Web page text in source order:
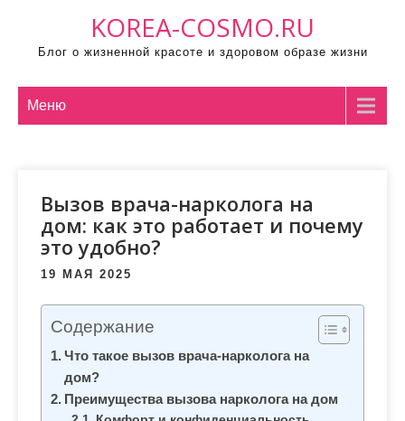
KOREA-COSMO.RU
Блог о жизненной красоте и здоровом образе жизни
Меню
Вызов врача-нарколога на
дом: как это работает и почему
это удобно?
19 МАЯ 2025
Содержание
Что такое вызов врача-нарколога на
дом?
Преимущества вызова нарколога на дом